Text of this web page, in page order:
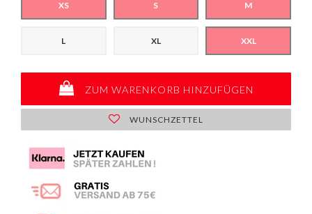
XS S M
L XL XXL
ZUM WARENKORB HINZUFÜGEN
WUNSCHZETTEL